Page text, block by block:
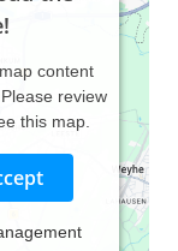
content
review
this map.